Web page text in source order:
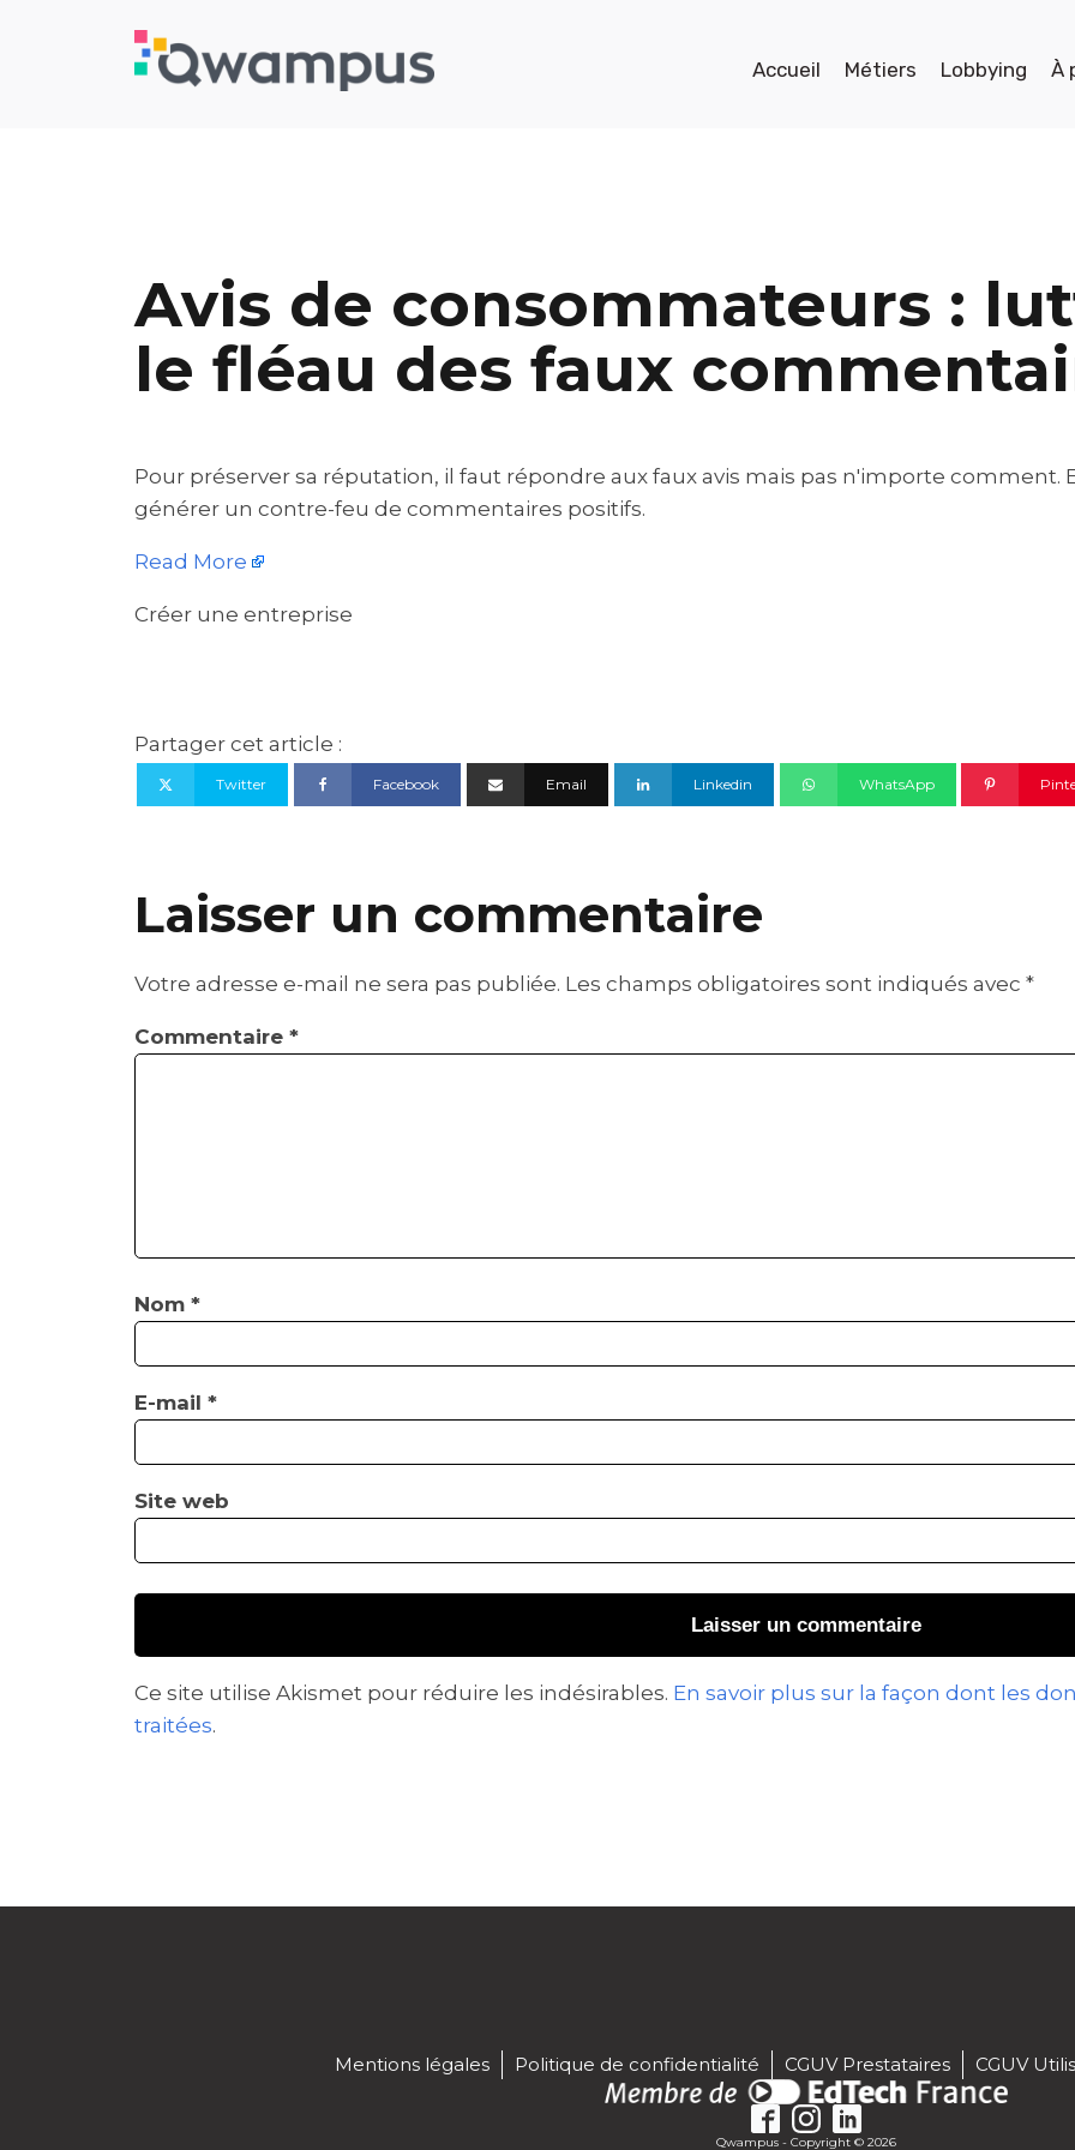
Accueil Métiers Lobbying À
Avis de consommateurs :
le fléau des faux
Pour préserver sa réputation, il faut répondre aux faux avis mais pas n'importe comment.
générer un contre-feu de commentaires positifs.
Read More
Créer une entreprise
Partager cet article :
Twitter Facebook Email Linkedin WhatsApp
Laisser un commentaire
Votre adresse e-mail ne sera pas publiée. Les champs obligatoires sont indiqués avec *
Commentaire *
Nom *
E-mail *
Site web
Ce site utilise Akismet pour réduire les indésirables. En savoir plus sur la façon dont les
traitées.
Mentions légales Politique de confidentialité CGUV Prestataires CGUV
Qwampus - Copyright © 2026